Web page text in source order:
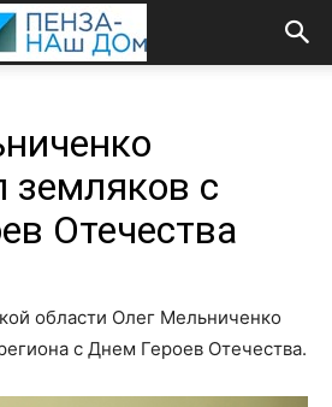
земляков с
Отечества
области Олег Мельниченко
с Днем Героев Отечества.